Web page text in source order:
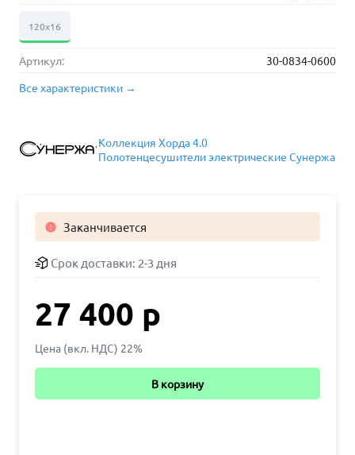
120х16
Артикул:
30-0834-0600
Все характеристики →
Коллекция Хорда 4.0
Полотенцесушители электрические Сунержа
 Заканчивается
Срок доставки: 2-3 дня
27 400 р
Цена (вкл. НДС) 22%
В корзину